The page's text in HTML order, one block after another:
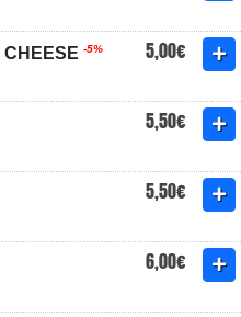
CHEESE -5% 5,00€
5,50€
5,50€
6,00€